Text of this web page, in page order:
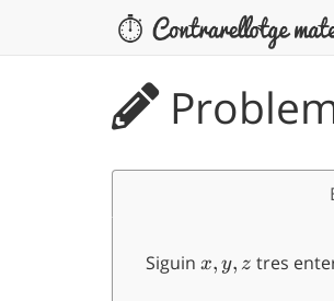
Siguin x,y,z
x, y, z tres